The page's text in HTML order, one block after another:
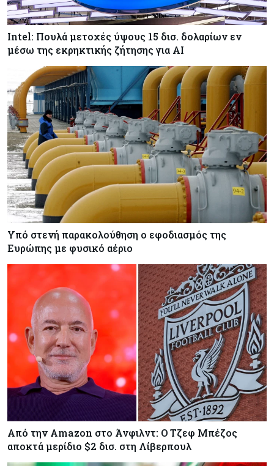
Μία στις τρεις αυτοκινητοβιομηχανίες στην
Ευρώπη κινδυνεύει με λουκέτο
Tech 10-08-2026
TSMC: Άλμα 45% στις μηνιαίες πωλήσεις –
Παραμένει ισχυρή η ζήτηση για υποδομές AI
Banking 10-08-2026
Η Revolut λαμβάνει τραπεζική άδεια στη Γαλλία
Intel: Πουλά μετοχές ύψους 15 δισ. δολαρίων εν
μέσω της εκρηκτικής ζήτησης για AI
Υπό στενή παρακολούθηση ο εφοδιασμός της
Ευρώπης με φυσικό αέριο
Από την Amazon στο Άνφιλντ: Ο Τζεφ Μπέζος
αποκτά μερίδιο $2 δισ. στη Λίβερπουλ